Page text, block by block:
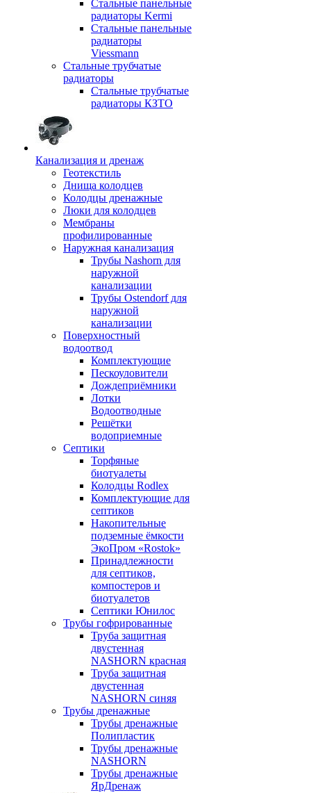
Стальные панельные
радиаторы Kermi
Стальные панельные
радиаторы
Viessmann
Стальные трубчатые
радиаторы
Стальные трубчатые
радиаторы КЗТО
Канализация и дренаж
Геотекстиль
Днища колодцев
Колодцы дренажные
Люки для колодцев
Мембраны
профилированные
Наружная канализация
Трубы Nashorn для
наружной
канализации
Трубы Ostendorf для
наружной
канализации
Поверхностный
водоотвод
Комплектующие
Пескоуловители
Дождеприёмники
Лотки
Водоотводные
Решётки
водоприемные
Септики
Торфяные
биотуалеты
Колодцы Rodlex
Комплектующие для
септиков
Накопительные
подземные ёмкости
ЭкоПром «Rostok»
Принадлежности
для септиков,
компостеров и
биотуалетов
Септики Юнилос
Трубы гофрированные
Труба защитная
двустенная
NASHORN красная
Труба защитная
двустенная
NASHORN синяя
Трубы дренажные
Трубы дренажные
Полипластик
Трубы дренажные
NASHORN
Трубы дренажные
ЯрДренаж